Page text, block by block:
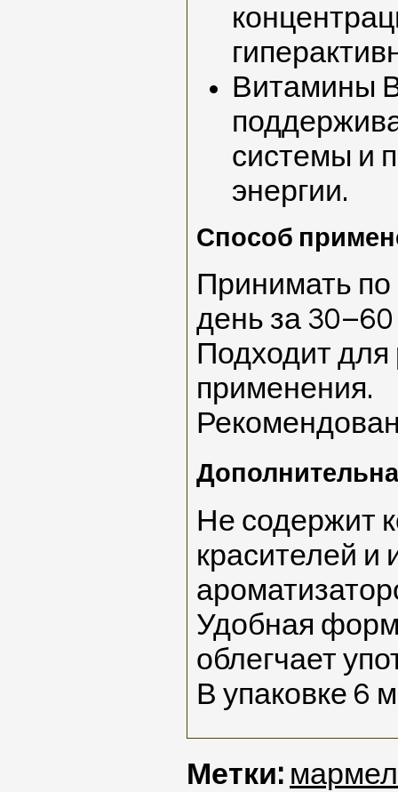
Витамины
системы и
энергии.
Способ
Принимать
день за
Подходит для
применения.
Не содержит
красителей и
Удобная
облегчает
В упаковке 6
Метки: